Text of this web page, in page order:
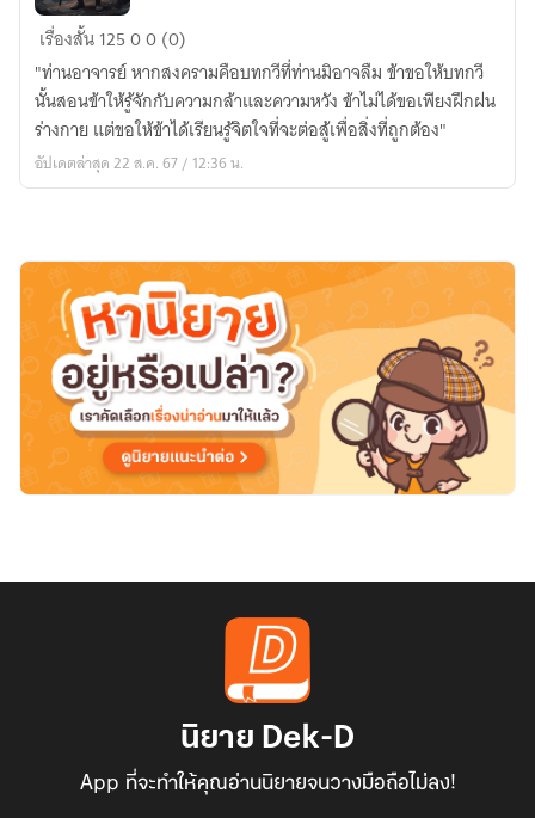
เงียบ
ขรึม
และ
ร่าเริง
เรื่องสั้น12500 (0)
"ท่านอาจารย์ หากสงครามคือบทกวีที่ท่านมิอาจลืม ข้าขอให้บทกวี
นั้นสอนข้าให้รู้จักกับความกล้าและความหวัง ข้าไม่ได้ขอเพียงฝึกฝน
ร่างกาย แต่ขอให้ข้าได้เรียนรู้จิตใจที่จะต่อสู้เพื่อสิ่งที่ถูกต้อง"
อัปเดตล่าสุด 22 ส.ค. 67 / 12:36 น.
นิยาย Dek-D
App ที่จะทำให้คุณอ่านนิยายจนวางมือถือไม่ลง!